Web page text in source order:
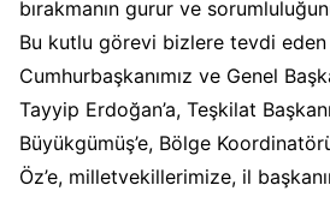
bırakmanın gurur ve
Bu kutlu görevi bizlere tevdi
Cumhurbaşkanımız ve Genel
Tayyip Erdoğan’a, Teşkilat
Büyükgümüş’e, Bölge
Öz’e, milletvekillerimize, il